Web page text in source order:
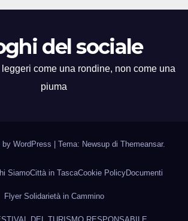
del sociale
come una rondine, non come una
piuma
by WordPress Tema: Newsup di Themeansar.
SiamoCittà in TascaCookie PolicyDocumenti
Flyer Solidarietà in Cammino